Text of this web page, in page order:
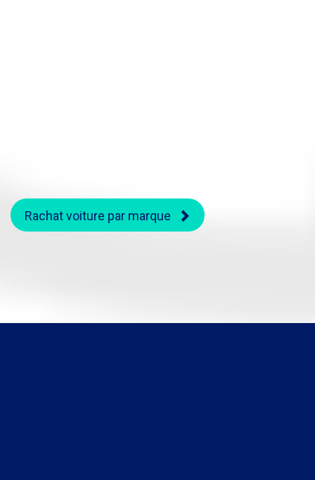
Rachat voiture par marque